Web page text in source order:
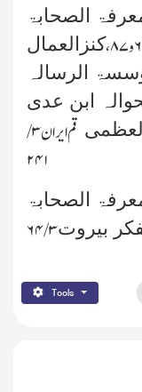
الصحابۃ
کنزالعمال
الرسالہ
ابن عدی
قم ایران ۳/
۲۴۱
الصحابۃ
بیروت۳/ ۶۴
Tools